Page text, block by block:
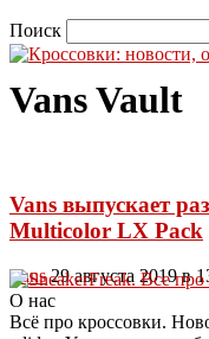
Поиск
Vans Vault
Vans выпускает
Multicolor LX Pack
Vans 29 августа 2019 в
О нас
Всё про кроссовки.